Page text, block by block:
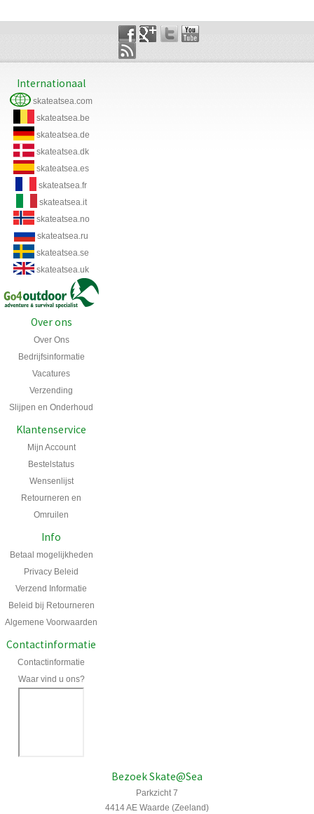
Internationaal
skateatsea.com
skateatsea.be
skateatsea.de
skateatsea.dk
skateatsea.es
skateatsea.fr
skateatsea.it
skateatsea.no
skateatsea.ru
skateatsea.se
skateatsea.uk
Over ons
Over Ons
Bedrijfsinformatie
Vacatures
Verzending
Slijpen en Onderhoud
Klantenservice
Mijn Account
Bestelstatus
Wensenlijst
Retourneren en
Omruilen
Info
Betaal mogelijkheden
Privacy Beleid
Verzend Informatie
Beleid bij Retourneren
Algemene Voorwaarden
Contactinformatie
Contactinformatie
Waar vind u ons?
Bezoek Skate@Sea
Parkzicht 7
4414 AE Waarde (Zeeland)